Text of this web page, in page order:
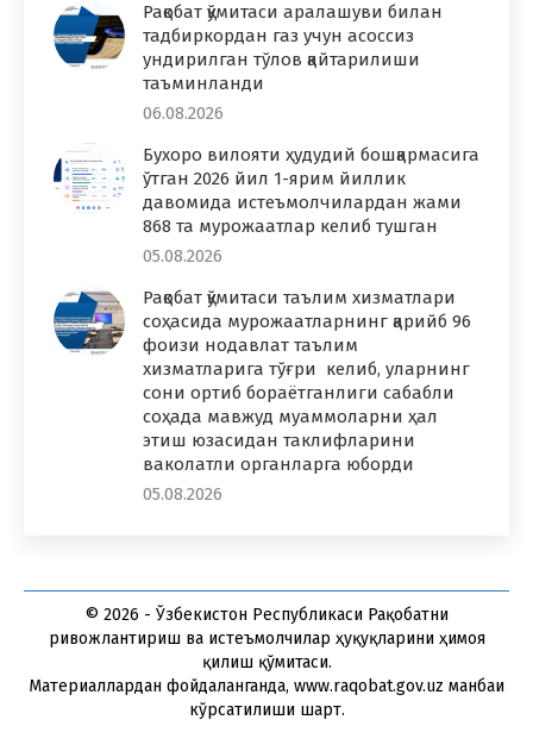
Рақобат қўмитаси аралашуви билан
тадбиркордан газ учун асоссиз
ундирилган тўлов қайтарилиши
таъминланди
06.08.2026
Бухоро вилояти ҳудудий бошқармасига
ўтган 2026 йил 1-ярим йиллик
давомида истеъмолчилардан жами
868 та мурожаатлар келиб тушган
05.08.2026
Рақобат қўмитаси таълим хизматлари
соҳасида мурожаатларнинг қарийб 96
фоизи нодавлат таълим
хизматларига тўғри келиб, уларнинг
сони ортиб бораётганлиги сабабли
соҳада мавжуд муаммоларни ҳал
этиш юзасидан таклифларини
ваколатли органларга юборди
05.08.2026
© 2026 - Ўзбекистон Республикаси Рақобатни
ривожлантириш ва истеъмолчилар ҳуқуқларини ҳимоя
қилиш қўмитаси.
Материаллардан фойдаланганда, www.raqobat.gov.uz манбаи
кўрсатилиши шарт.